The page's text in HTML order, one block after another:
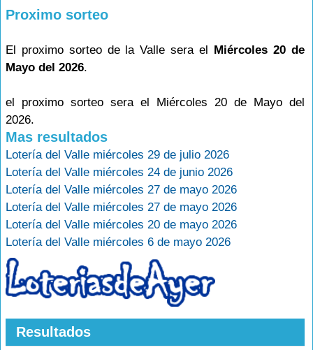
Proximo sorteo
El proximo sorteo de la Valle sera el Miércoles 20 de
Mayo del 2026.
el proximo sorteo sera el Miércoles 20 de Mayo del
2026.
Mas resultados
Lotería del Valle miércoles 29 de julio 2026
Lotería del Valle miércoles 24 de junio 2026
Lotería del Valle miércoles 27 de mayo 2026
Lotería del Valle miércoles 27 de mayo 2026
Lotería del Valle miércoles 20 de mayo 2026
Lotería del Valle miércoles 6 de mayo 2026
Resultados